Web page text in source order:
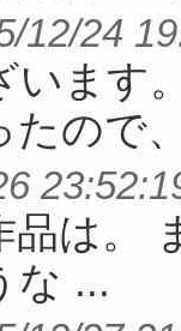
12/24
います
たので
品は。
な ...